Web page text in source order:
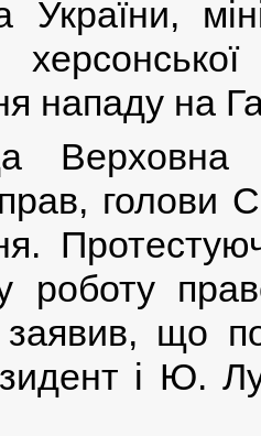
України,
нападу на
Верховна
голови
роботу
що
і Ю.